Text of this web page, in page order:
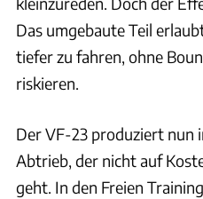
Das umgebaute Teil
tiefer zu fahren, ohne
riskieren.
Der VF-23 produziert nun
Abtrieb, der nicht auf
geht. In den Freien